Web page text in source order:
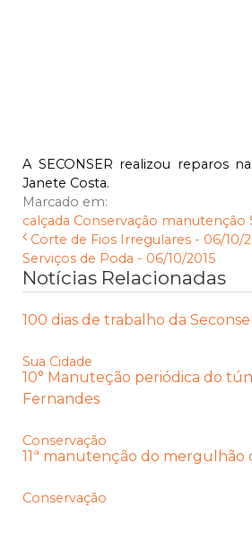
A SECONSER realizou reparos
Janete Costa.
Marcado em:
calçada Conservação manutenção
Corte de Fios Irregulares - 06/10/
Serviços de Poda - 06/10/2015
Notícias Relacionadas
100 dias de trabalho da
Sua Cidade
10° Manuteção periódica do
Fernandes
Conservação
11ª manutenção do mergulhão
Conservação